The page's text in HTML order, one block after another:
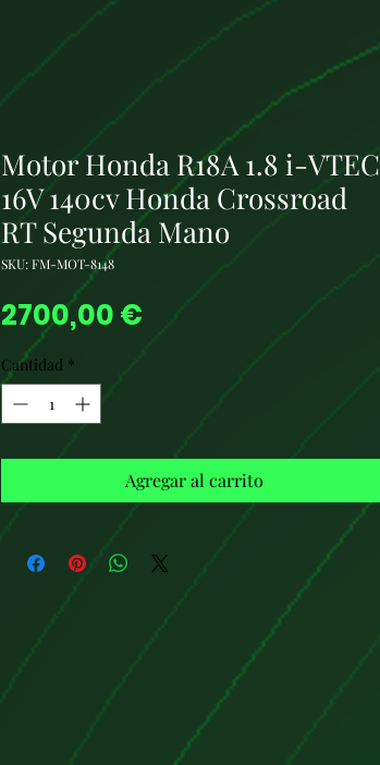
Motor Honda R18A 1.8 i-VTEC
16V 140cv Honda Crossroad
RT Segunda Mano
SKU: FM-MOT-8148
2700,00 € Precio
Cantidad *
Agregar al carrito